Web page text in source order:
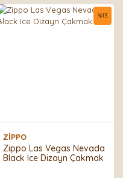
ZİPPO
Zippo Las Vegas Nevada
Black Ice Dizayn Çakmak
%13